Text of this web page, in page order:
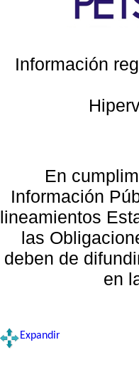
Información
En
Información
lineamientos
las
deben de
en
Expandir